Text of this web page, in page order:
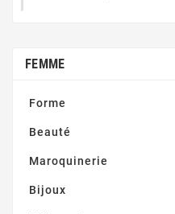
FEMME
Forme
Beauté
Maroquinerie
Bijoux